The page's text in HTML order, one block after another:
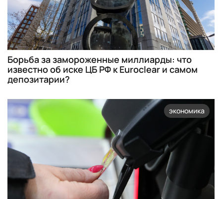
Борьба за замороженные миллиарды: что
известно об иске ЦБ РФ к Euroclear и самом
депозитарии?
экономика